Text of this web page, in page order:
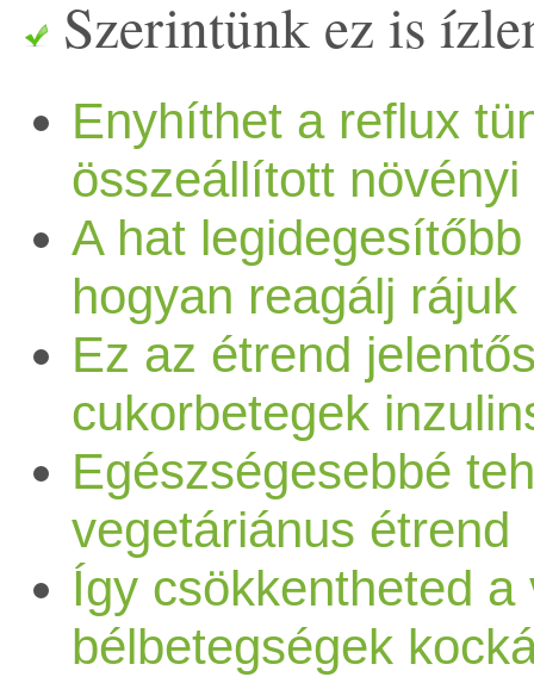
Szerintünk ez is
Enyhíthet a reflux
összeállított növényi
A hat
hogyan reagálj rájuk
Ez az étrend
cukorbetegek
Egészségesebbé
vegetáriánus étrend
Így csökkentheted
bélbetegségek